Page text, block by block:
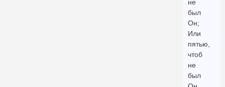
не
был
Он;
Или
пятью,
чтоб
не
был